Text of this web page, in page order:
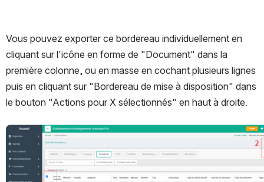
Vous pouvez exporter ce bordereau individuellement en
cliquant sur l'icône en forme de "Document" dans la
première colonne, ou en masse en cochant plusieurs lignes
puis en cliquant sur "Bordereau de mise à disposition" dans
le bouton "Actions pour X sélectionnés" en haut à droite.
Ouvrir